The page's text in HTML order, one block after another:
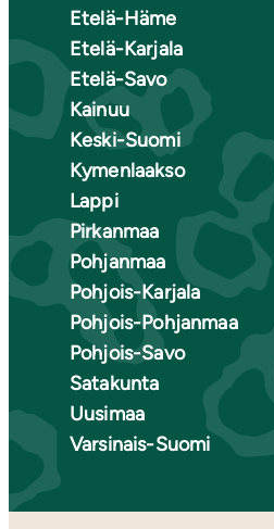
Etelä-Häme
Etelä-Karjala
Etelä-Savo
Kainuu
Keski-Suomi
Kymenlaakso
Lappi
Pirkanmaa
Pohjanmaa
Pohjois-Karjala
Pohjois-Pohjanmaa
Pohjois-Savo
Satakunta
Uusimaa
Varsinais-Suomi